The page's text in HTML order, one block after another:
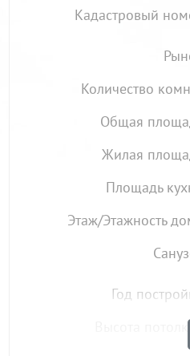
Кадастровый
Количество
Общая
Жилая
Площадь
Этаж/Этажность
Год
Высота